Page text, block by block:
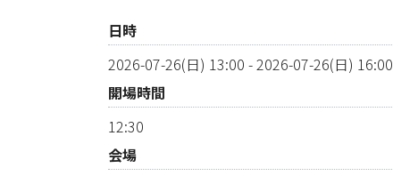
日時
2026-07-26(日) 13:00 -2026-07-26(日) 16:00
開場時間
12:30
会場